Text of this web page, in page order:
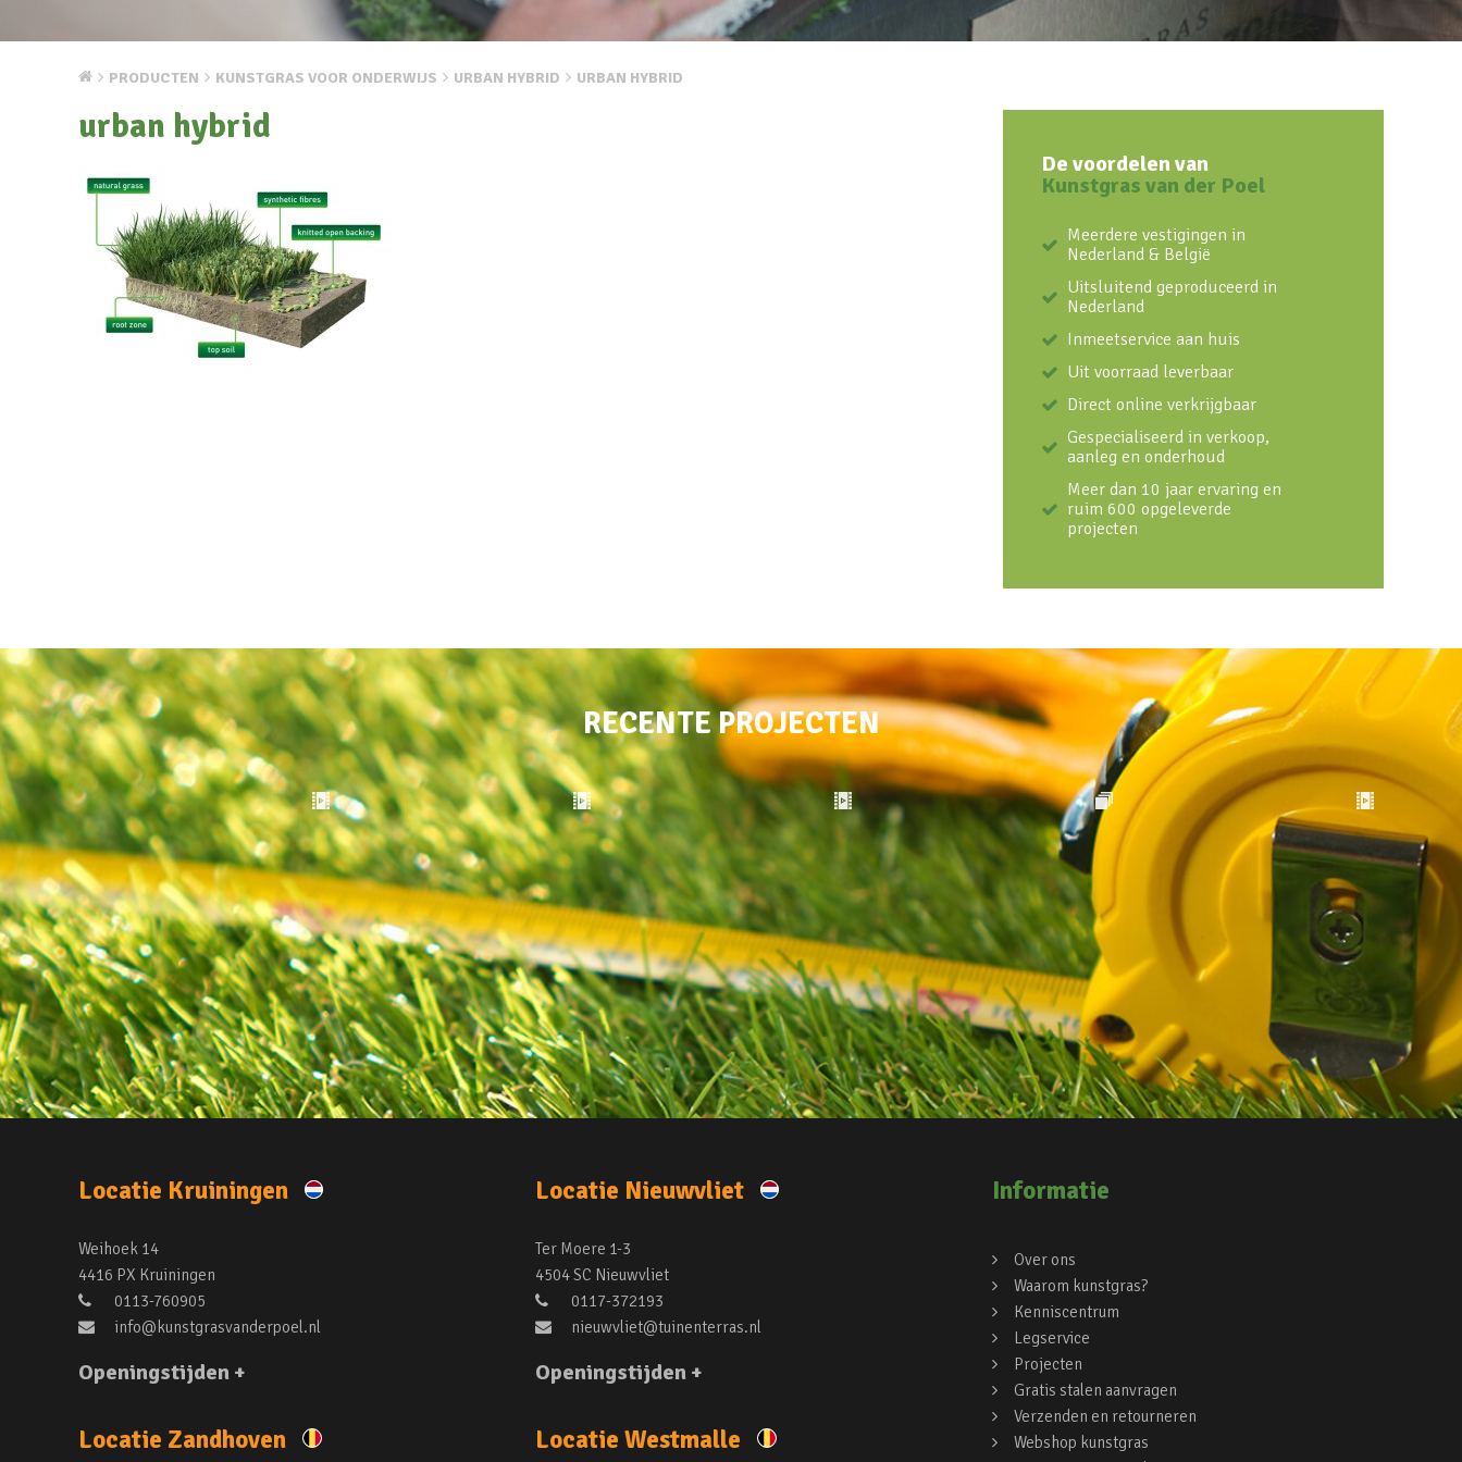
PRODUCTEN KUNSTGRAS VOOR ONDERWIJS URBAN HYBRID URBAN HYBRID
urban hybrid
De voordelen van
Kunstgras van der Poel
Meerdere vestigingen in
Nederland & België
Uitsluitend geproduceerd in
Nederland
Inmeetservice aan huis
Uit voorraad leverbaar
Direct online verkrijgbaar
Gespecialiseerd in verkoop,
aanleg en onderhoud
Meer dan 10 jaar ervaring en
ruim 600 opgeleverde
projecten
RECENTE PROJECTEN
Locatie Kruiningen
Weihoek 14
4416 PX Kruiningen
0113-760905
info@kunstgrasvanderpoel.nl
Openingstijden +
Locatie Nieuwvliet
Ter Moere 1-3
4504 SC Nieuwvliet
0117-372193
nieuwvliet@tuinenterras.nl
Openingstijden +
Locatie Zandhoven Locatie Westmalle
Informatie
Over ons
Waarom kunstgras?
Kenniscentrum
Legservice
Projecten
Gratis stalen aanvragen
Verzenden en retourneren
Webshop kunstgras